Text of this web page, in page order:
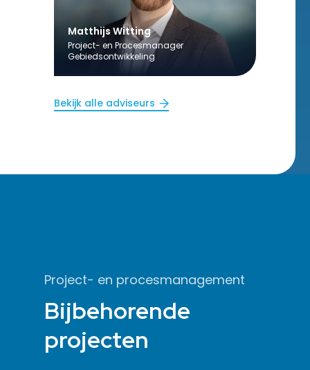
Matthijs Witting
Project- en Procesmanager
Gebiedsontwikkeling
Bekijk alle adviseurs
Project- en procesmanagement
Bijbehorende
projecten